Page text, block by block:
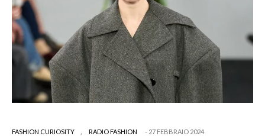
FASHION CURIOSITY , RADIO FASHION 27 FEBBRAIO 2024